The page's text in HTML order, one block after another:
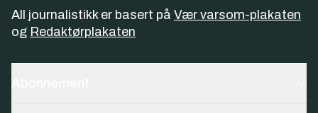
All journalistikk er basert på Vær varsom-plakaten
og Redaktørplakaten